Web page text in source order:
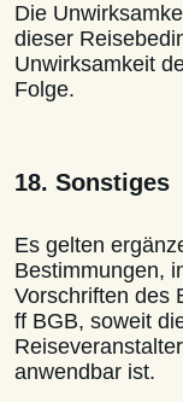
Die
dieser
Unwirksamkeit
Folge.
18. Sonstiges
Es gelten
Bestimmungen,
Vorschriften des
ff BGB, soweit
anwendbar ist.